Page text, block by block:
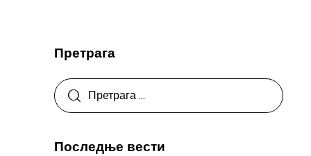
Претрага
Последње вести